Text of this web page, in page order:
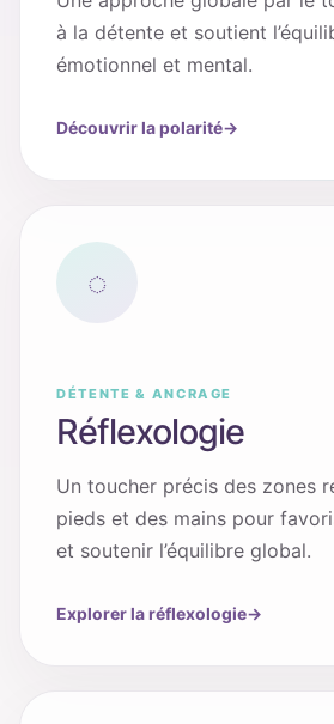
à la détente et soutient
émotionnel et mental.
Découvrir la polarité→
◌
DÉTENTE & ANCRAGE
Réflexologie
Un toucher précis des zones
pieds et des mains pour
et soutenir l’équilibre global.
Explorer la réflexologie→